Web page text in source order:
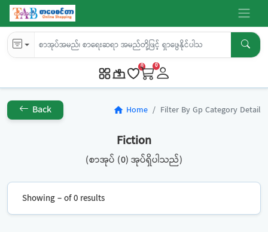
0 0
Back home Home Filter By Gp Category Detail
Fiction
(စာအုပ် (0) အုပ်ရှိပါသည်)
Showing – of 0 results